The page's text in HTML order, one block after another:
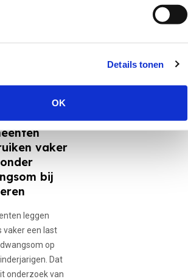
Details tonen
OK
vaker
bij
leggen
vaker een last
op
Dat
onderzoek van